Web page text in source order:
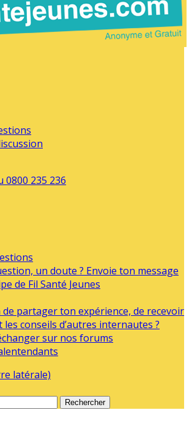
un doute ? Envoie ton message
de Fil Santé Jeunes
de partager ton expérience, de recevoir
les conseils d’autres internautes ?
sur nos forums
latérale)
Rechercher